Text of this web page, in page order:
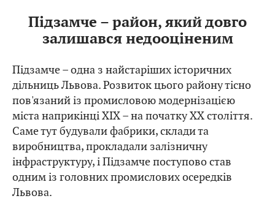
Підзамче – район, який довго
залишався недооціненим
Підзамче – одна з найстаріших історичних
дільниць Львова. Розвиток цього району тісно
пов'язаний із промисловою модернізацією
міста наприкінці XIX – на початку XX століття.
Саме тут будували фабрики, склади та
виробництва, прокладали залізничну
інфраструктуру, і Підзамче поступово став
одним із головних промислових осередків
Львова.